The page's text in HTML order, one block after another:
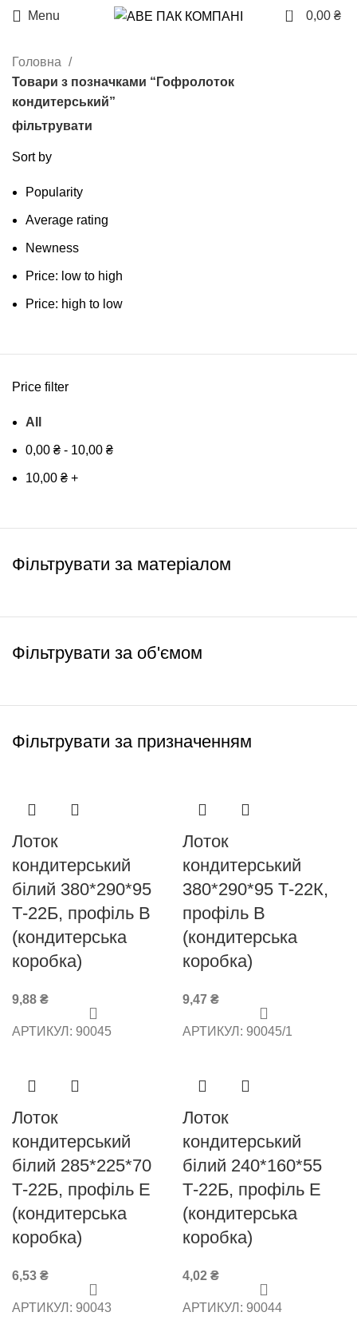
Menu 0 0,00 ₴
Головна
Товари з позначками “Гофролоток
кондитерський”
фільтрувати
Sort by
Popularity
Average rating
Newness
Price: low to high
Price: high to low
Price filter
All
0,00 ₴ - 10,00 ₴
10,00 ₴ +
Фільтрувати за матеріалом
Фільтрувати за об'ємом
Фільтрувати за призначенням
Лоток
кондитерський
білий 380*290*95
Т-22Б, профіль В
(кондитерська
коробка)
9,88 ₴
АРТИКУЛ: 90045
Лоток
кондитерський
380*290*95 Т-22К,
профіль В
(кондитерська
коробка)
9,47 ₴
АРТИКУЛ: 90045/1
Лоток
кондитерський
білий 285*225*70
Т-22Б, профіль Е
(кондитерська
коробка)
6,53 ₴
АРТИКУЛ: 90043
Лоток
кондитерський
білий 240*160*55
Т-22Б, профіль Е
(кондитерська
коробка)
4,02 ₴
АРТИКУЛ: 90044